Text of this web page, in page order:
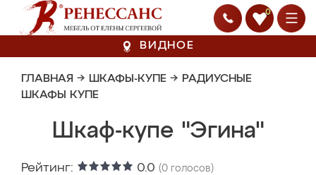
0
ВИДНОЕ
ГЛАВНАЯ → ШКАФЫ-КУПЕ → РАДИУСНЫЕ
ШКАФЫ КУПЕ
Шкаф-купе "Эгина"
Рейтинг: 0.0 (0 голосов)